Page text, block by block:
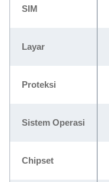
SIM
Layar
Proteksi
Sistem Operasi
Chipset